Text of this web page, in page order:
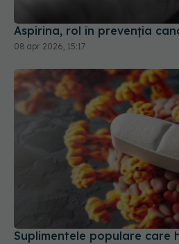
Suplimentele populare care
07 apr 2026, 15:56